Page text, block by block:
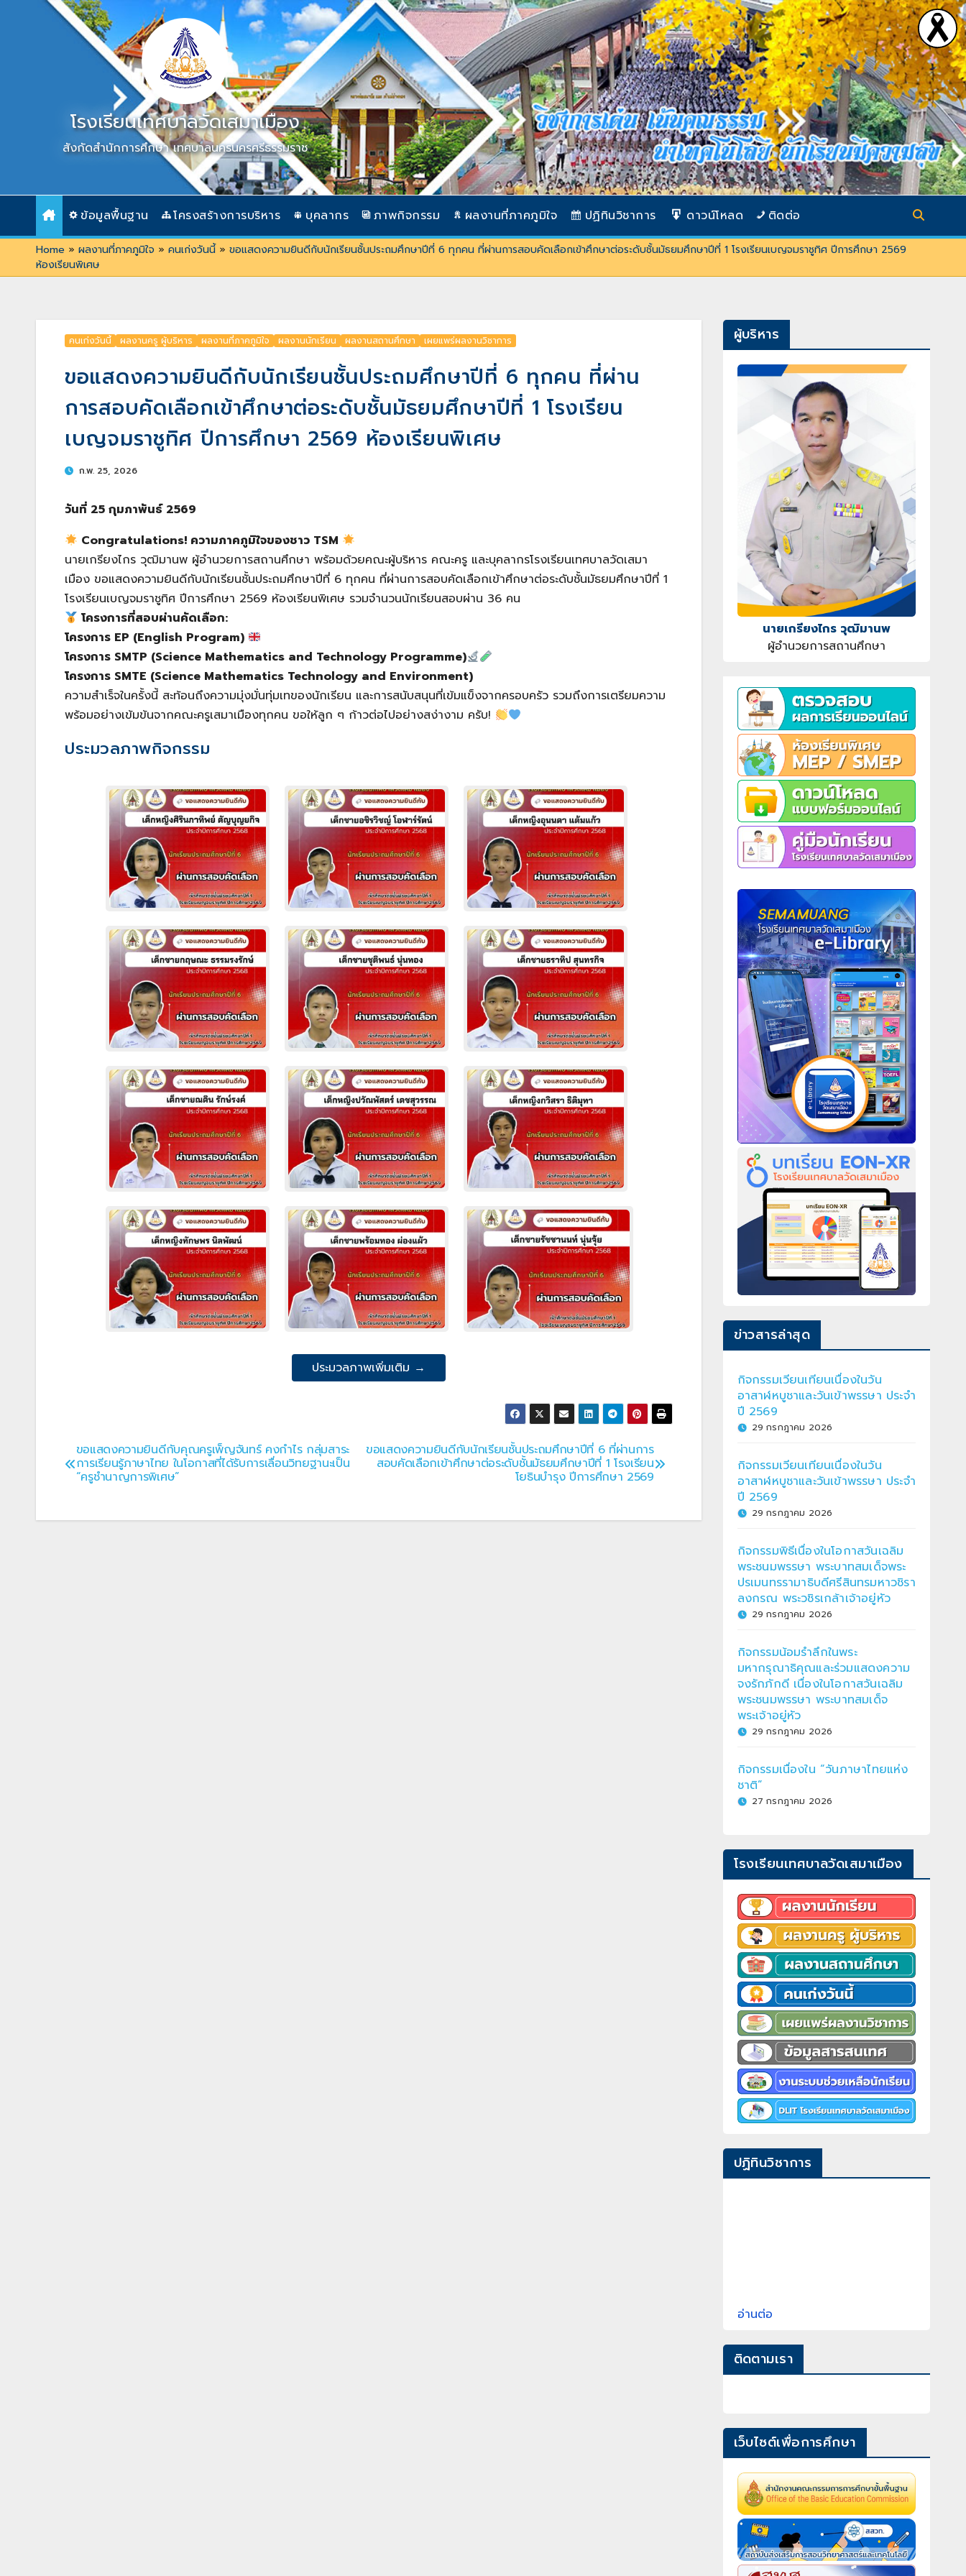
โรงเรียนเทศบาลวัดเสมาเมือง
สังกัดสำนักการศึกษา เทศบาลนครนครศรีธรรมราช
ข้อมูลพื้นฐาน โครงสร้างการบริหาร บุคลากร ภาพกิจกรรม ผลงานที่ภาคภูมิใจ ปฏิทินวิชาการ ดาวน์โหลด ติดต่อ
Home » ผลงานที่ภาคภูมิใจ » คนเก่งวันนี้ » ขอแสดงความยินดีกับนักเรียนชั้นประถมศึกษาปีที่ 6 ทุกคน ที่ผ่านการสอบคัดเลือกเข้าศึกษาต่อระดับชั้นมัธยมศึกษาปีที่ 1 โรงเรียนเบญจมราชูทิศ ปีการศึกษา 2569
ห้องเรียนพิเศษ
คนเก่งวันนี้ ผลงานครู ผู้บริหาร ผลงานที่ภาคภูมิใจ ผลงานนักเรียน ผลงานสถานศึกษา เผยแพร่ผลงานวิชาการ
ขอแสดงความยินดีกับนักเรียนชั้นประถมศึกษาปีที่ 6 ทุกคน ที่ผ่าน
การสอบคัดเลือกเข้าศึกษาต่อระดับชั้นมัธยมศึกษาปีที่ 1 โรงเรียน
เบญจมราชูทิศ ปีการศึกษา 2569 ห้องเรียนพิเศษ
ก.พ. 25, 2026
วันที่ 25 กุมภาพันธ์ 2569
Congratulations! ความภาคภูมิใจของชาว TSM
นายเกรียงไกร วุฒิมานพ ผู้อำนวยการสถานศึกษา พร้อมด้วยคณะผู้บริหาร คณะครู และบุคลากรโรงเรียนเทศบาลวัดเสมา
เมือง ขอแสดงความยินดีกับนักเรียนชั้นประถมศึกษาปีที่ 6 ทุกคน ที่ผ่านการสอบคัดเลือกเข้าศึกษาต่อระดับชั้นมัธยมศึกษาปีที่ 1
โรงเรียนเบญจมราชูทิศ ปีการศึกษา 2569 ห้องเรียนพิเศษ รวมจำนวนนักเรียนสอบผ่าน 36 คน
โครงการที่สอบผ่านคัดเลือก:
โครงการ EP (English Program)
โครงการ SMTP (Science Mathematics and Technology Programme)
โครงการ SMTE (Science Mathematics Technology and Environment)
ความสำเร็จในครั้งนี้ สะท้อนถึงความมุ่งมั่นทุ่มเทของนักเรียน และการสนับสนุนที่เข้มแข็งจากครอบครัว รวมถึงการเตรียมความ
พร้อมอย่างเข้มข้นจากคณะครูเสมาเมืองทุกคน ขอให้ลูก ๆ ก้าวต่อไปอย่างสง่างาม ครับ!
ประมวลภาพกิจกรรม
ประมวลภาพเพิ่มเติม →
แนะแนว
เรื่อง
ขอแสดงความยินดีกับนักเรียนชั้นประถมศึกษาปีที่ 6 ที่ผ่านการ
สอบคัดเลือกเข้าศึกษาต่อระดับชั้นมัธยมศึกษาปีที่ 1 โรงเรียน
โยธินบำรุง ปีการศึกษา 2569
ขอแสดงความยินดีกับคุณครูเพ็ญจันทร์ คงกำไร กลุ่มสาระ
การเรียนรู้ภาษาไทย ในโอกาสที่ได้รับการเลื่อนวิทยฐานะเป็น
“ครูชำนาญการพิเศษ”
ผู้บริหาร
นายเกรียงไกร วุฒิมานพ
ผู้อำนวยการสถานศึกษา
ข่าวสารล่าสุด
กิจกรรมเวียนเทียนเนื่องในวัน
อาสาฬหบูชาและวันเข้าพรรษา ประจำ
ปี 2569
29 กรกฎาคม 2026
กิจกรรมเวียนเทียนเนื่องในวัน
อาสาฬหบูชาและวันเข้าพรรษา ประจำ
ปี 2569
29 กรกฎาคม 2026
กิจกรรมพิธีเนื่องในโอกาสวันเฉลิม
พระชนมพรรษา พระบาทสมเด็จพระ
ปรเมนทรรามาธิบดีศรีสินทรมหาวชิรา
ลงกรณ พระวชิรเกล้าเจ้าอยู่หัว
29 กรกฎาคม 2026
กิจกรรมน้อมรำลึกในพระ
มหากรุณาธิคุณและร่วมแสดงความ
จงรักภักดี เนื่องในโอกาสวันเฉลิม
พระชนมพรรษา พระบาทสมเด็จ
พระเจ้าอยู่หัว
29 กรกฎาคม 2026
กิจกรรมเนื่องใน “วันภาษาไทยแห่ง
ชาติ”
27 กรกฎาคม 2026
โรงเรียนเทศบาลวัดเสมาเมือง
ปฏิทินวิชาการ
อ่านต่อ
ติดตามเรา
เว็บไซต์เพื่อการศึกษา